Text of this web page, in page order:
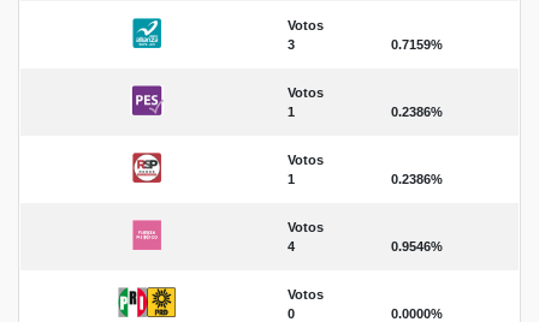
Votos
3
0.7159%
Votos
1
0.2386%
Votos
1
0.2386%
Votos
4
0.9546%
Votos
0
0.0000%